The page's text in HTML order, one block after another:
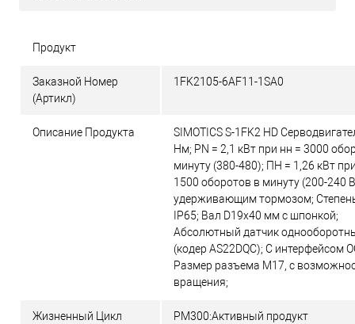
Продукт
Заказной Номер
(Артикл)
1FK2105-6AF11-1SA0
Описание Продукта
SIMOTICS S-1FK2 HD
Нм; PN = 2,1 кВт при нн = 3000
минуту (380-480); ПН = 1,26 кВт
1500 оборотов в минуту (200-240
удерживающим тормозом;
IP65; Вал D19x40 мм с шпонкой;
Абсолютный датчик
(кодер AS22DQC); С интерфейсом
Размер разъема М17, с
вращения;
Жизненный Цикл
PM300:Активный продукт